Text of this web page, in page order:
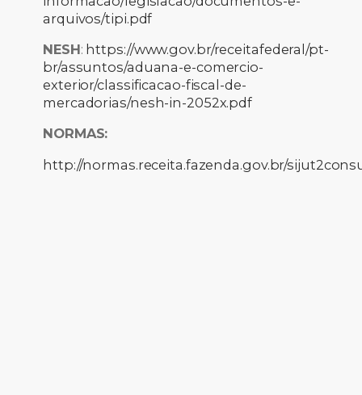
arquivos/tipi.pdf
NESH: https://www.gov.br/receitafederal/pt-
br/assuntos/aduana-e-comercio-
exterior/classificacao-fiscal-de-
mercadorias/nesh-in-2052x.pdf
NORMAS:
http://normas.receita.fazenda.gov.br/